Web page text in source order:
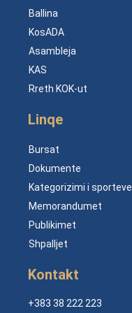
Ballina
KosADA
Asambleja
KAS
Rreth KOK-ut
Linqe
Bursat
Dokumente
Kategorizimi i sporteve
Memorandumet
Publikimet
Shpalljet
Kontakt
+383 38 222 223